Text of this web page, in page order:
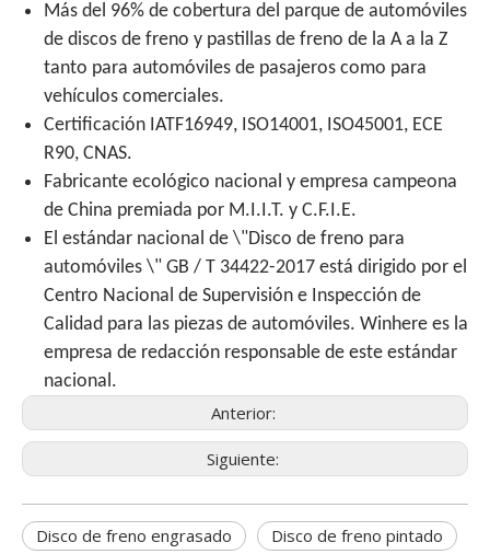
Más del 96% de cobertura del parque de automóviles
de discos de freno y pastillas de freno de la A a la Z
tanto para automóviles de pasajeros como para
vehículos comerciales.
Certificación IATF16949, ISO14001, ISO45001, ECE
R90, CNAS.
Fabricante ecológico nacional y empresa campeona
de China premiada por M.I.I.T. y C.F.I.E.
El estándar nacional de \"Disco de freno para
automóviles \" GB / T 34422-2017 está dirigido por el
Centro Nacional de Supervisión e Inspección de
Calidad para las piezas de automóviles. Winhere es la
empresa de redacción responsable de este estándar
nacional.
Anterior:
Siguiente:
Disco de freno engrasado
Disco de freno pintado